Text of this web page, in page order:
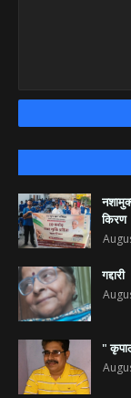
किरण
गद्दारी
"